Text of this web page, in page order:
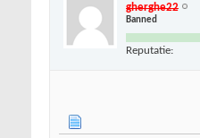
gherghe22
Banned
Reputatie: